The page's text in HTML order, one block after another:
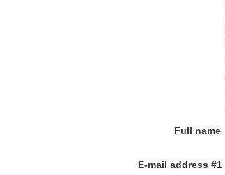
Full name
E-mail address #1